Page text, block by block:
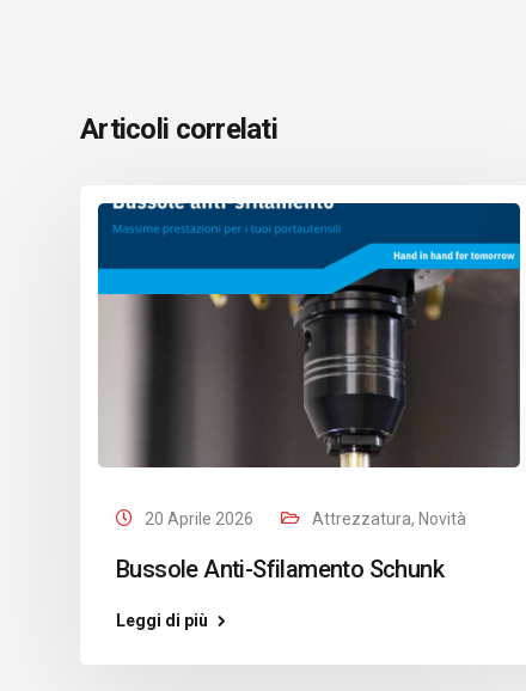
Articoli correlati
20 Aprile 2026 Attrezzatura, Novità
Bussole Anti-Sfilamento Schunk
Leggi di più